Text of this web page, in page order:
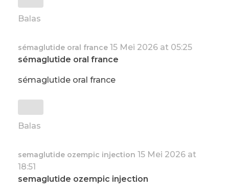
Balas
sémaglutide oral france 15 Mei 2026 at 05:25
sémaglutide oral france
sémaglutide oral france
Balas
semaglutide ozempic injection 15 Mei 2026 at
18:51
semaglutide ozempic injection